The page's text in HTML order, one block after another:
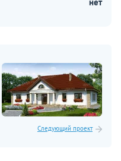
Следующий проект